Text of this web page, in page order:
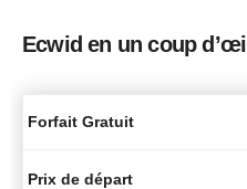
Ecwid en un coup d’œil
Forfait Gratuit
Prix de départ